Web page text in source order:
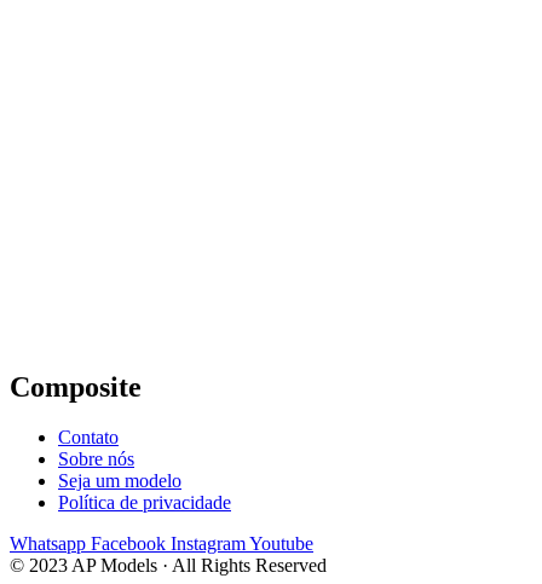
Composite
Contato
Sobre nós
Seja um modelo
Política de privacidade
Whatsapp Facebook InstagramYoutube
© 2023 AP Models · All Rights Reserved